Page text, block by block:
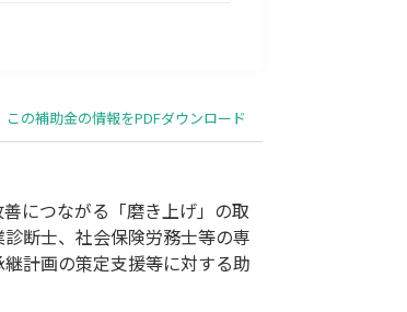
この補助金の情報をPDFダウンロード
につながる「磨き上げ」の取
断士、社会保険労務士等の専
計画の策定支援等に対する助